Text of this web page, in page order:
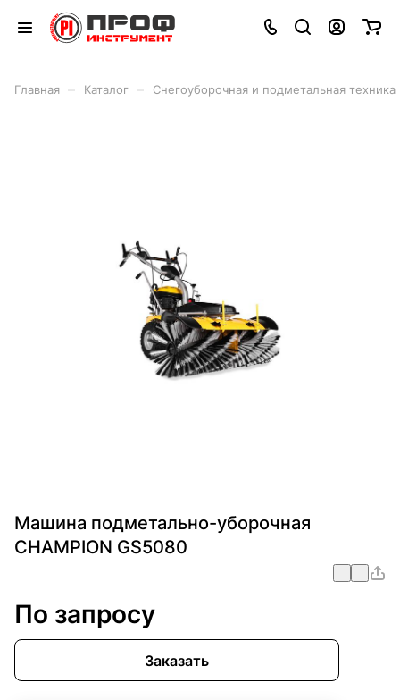
Главная Каталог Снегоуборочная и подметальная техника
Машина подметально-уборочная
CHAMPION GS5080
По запросу
Заказать